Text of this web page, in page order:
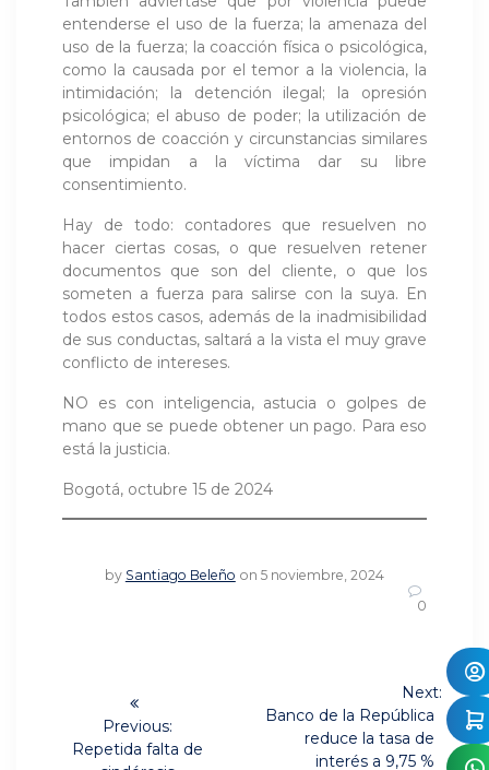
entenderse el uso de la fuerza; la amenaza del
uso de la fuerza; la coacción física o psicológica,
como la causada por el temor a la violencia, la
intimidación; la detención ilegal; la opresión
psicológica; el abuso de poder; la utilización de
entornos de coacción y circunstancias similares
que impidan a la víctima dar su libre
consentimiento.
Hay de todo: contadores que resuelven no
hacer ciertas cosas, o que resuelven retener
documentos que son del cliente, o que los
someten a fuerza para salirse con la suya. En
todos estos casos, además de la inadmisibilidad
de sus conductas, saltará a la vista el muy grave
conflicto de intereses.
NO es con inteligencia, astucia o golpes de
mano que se puede obtener un pago. Para eso
está la justicia.
Bogotá, octubre 15 de 2024
by Santiago Beleño on 5 noviembre, 2024
0
Previous:
Previous
Repetida falta de
Next:
Next
Banco de la República
reduce la tasa de
interés a 9,75 %